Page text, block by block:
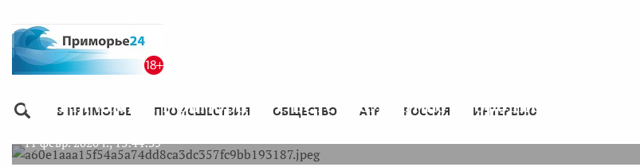
В ПРИМОРЬЕ ПРОИСШЕСТВИЯ ОБЩЕСТВО АТР РОССИЯ ИНТЕРВЬЮ
С нами хаски: Приморцев с ветерком катают породистые собаки
11 февр. 2020 г., 13:44:35